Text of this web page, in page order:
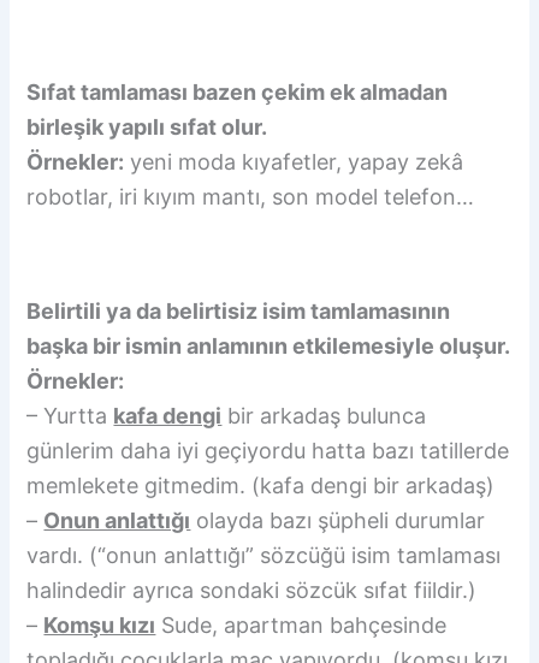
Sıfat tamlaması bazen çekim ek almadan
birleşik yapılı sıfat olur.
Örnekler: yeni moda kıyafetler, yapay zekâ
robotlar, iri kıyım mantı, son model telefon…
Belirtili ya da belirtisiz isim tamlamasının
başka bir ismin anlamının etkilemesiyle oluşur.
Örnekler:
– Yurtta kafa dengi bir arkadaş bulunca
günlerim daha iyi geçiyordu hatta bazı tatillerde
memlekete gitmedim. (kafa dengi bir arkadaş)
– Onun anlattığı olayda bazı şüpheli durumlar
vardı. (“onun anlattığı” sözcüğü isim tamlaması
halindedir ayrıca sondaki sözcük sıfat fiildir.)
– Komşu kızı Sude, apartman bahçesinde